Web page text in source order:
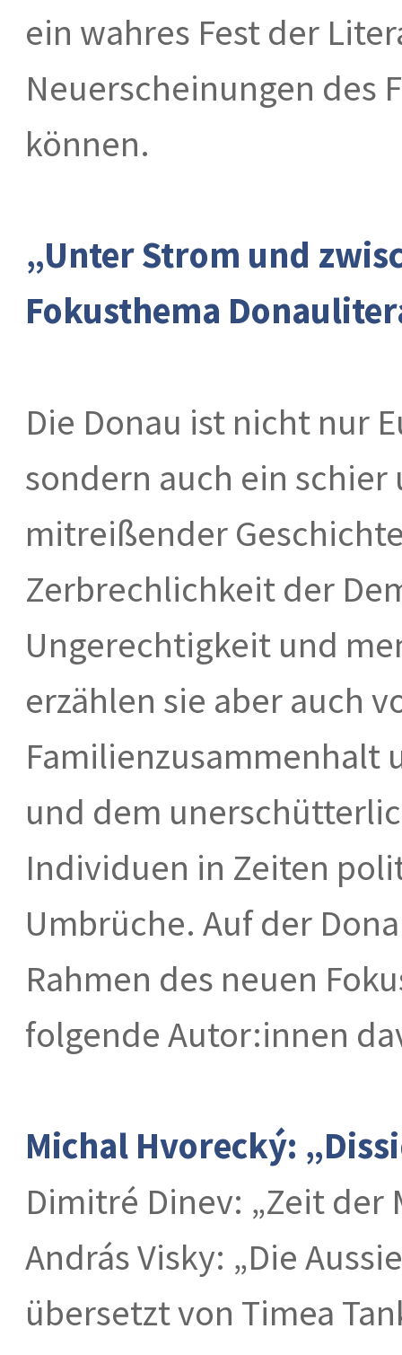
ein wahres Fest der
Neuerscheinungen des
können.
„Unter Strom und
Fokusthema
Die Donau ist nicht nur
sondern auch ein
mitreißender
Zerbrechlichkeit der
Ungerechtigkeit und
erzählen sie aber auch
Familienzusammenhalt
und dem
Individuen in Zeiten
Umbrüche. Auf der
Rahmen des neuen
folgende Autor:innen
Michal Hvorecký:
Dimitré Dinev: „Zeit der
András Visky: „Die
übersetzt von Timea